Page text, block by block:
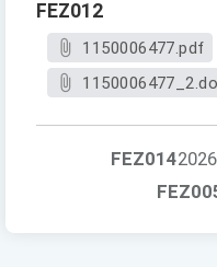
FEZ012
1150006477.pdf
FEZ014